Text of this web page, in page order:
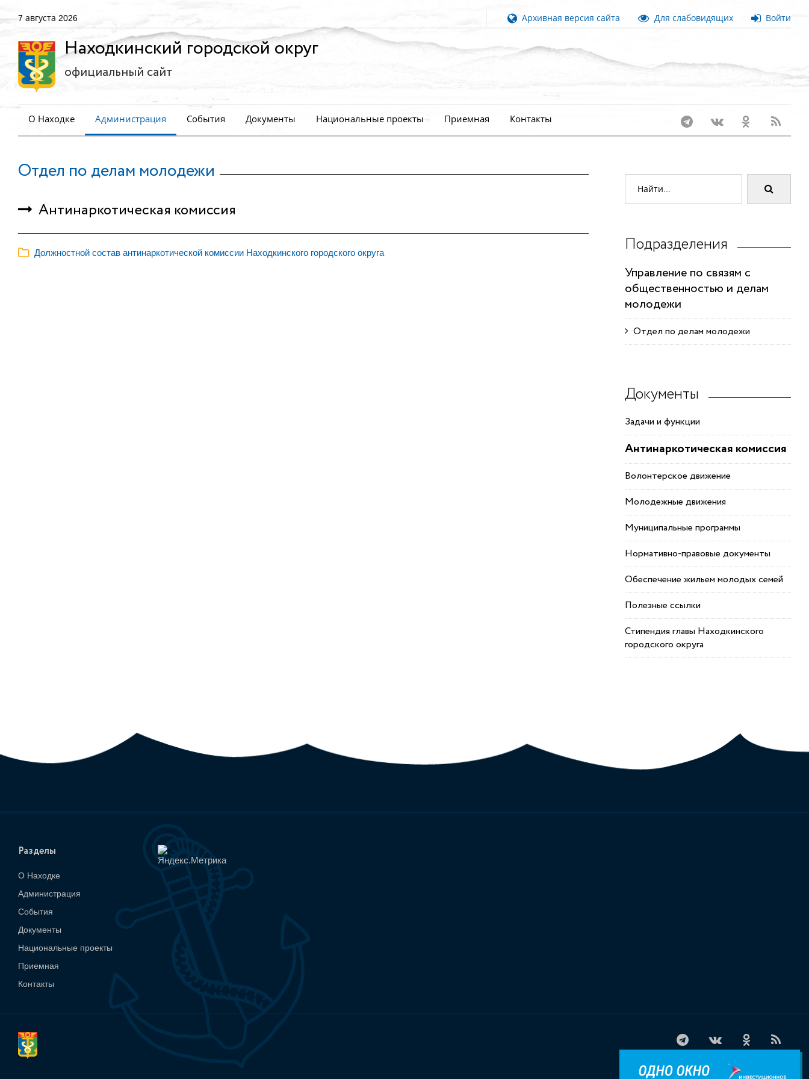
7 августа 2026 Архивная версия сайта Для слабовидящих Войти
Находкинский городской округ
официальный сайт
О Находке Администрация События Документы Национальные проекты Приемная Контакты
Отдел по делам молодежи
Антинаркотическая комиссия
Должностной состав антинаркотической комиссии Находкинского городского округа Подразделения
Управление по связям с
общественностью и делам
молодежи
Отдел по делам молодежи
Документы
Задачи и функции
Антинаркотическая комиссия
Волонтерское движение
Молодежные движения
Муниципальные программы
Нормативно-правовые документы
Обеспечение жильем молодых семей
Полезные ссылки
Стипендия главы Находкинского
городского округа
Разделы
О Находке
Администрация
События
Документы
Национальные проекты
Приемная
Контакты